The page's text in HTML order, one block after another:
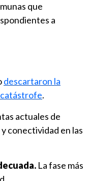
que
a
descartaron la
catástrofe.
actuales de
conectividad en las
La fase más